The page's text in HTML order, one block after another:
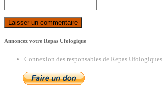
Annoncez votre Repas Ufologique
Connexion des responsables de Repas Ufologiques